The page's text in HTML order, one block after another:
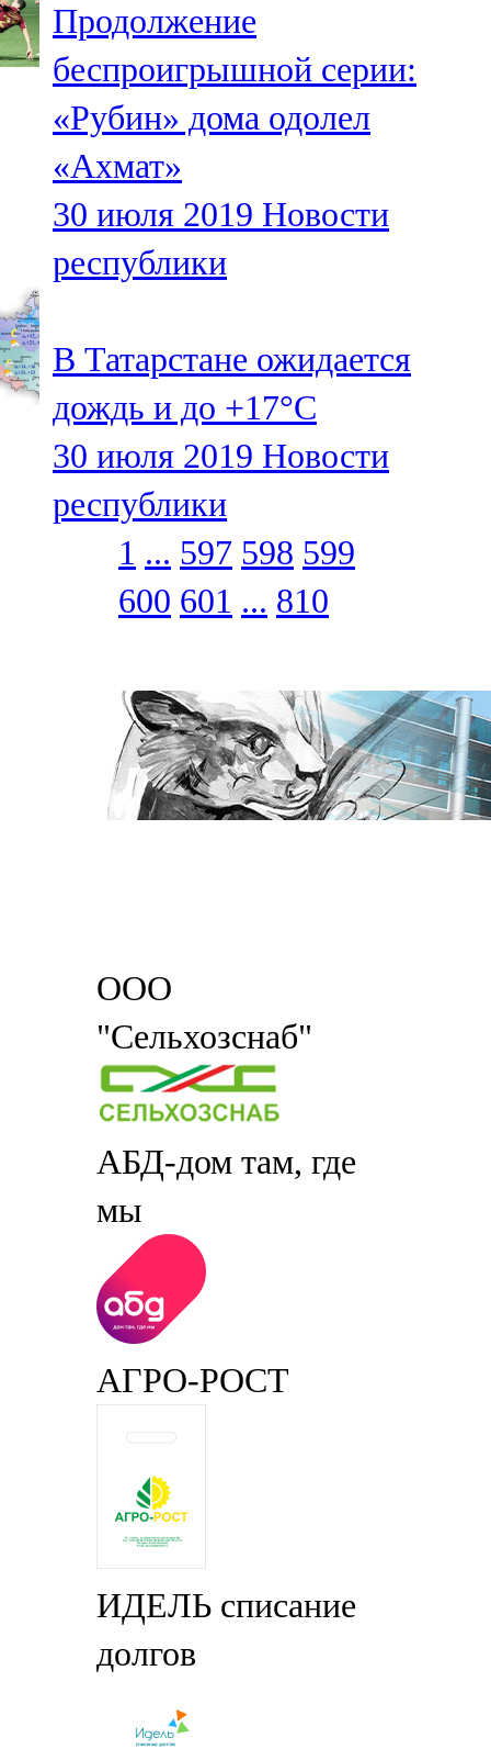
Продолжение
беспроигрышной серии:
«Рубин» дома одолел
«Ахмат»
30 июля 2019 Новости
республики
В Татарстане ожидается
дождь и до +17°С
30 июля 2019 Новости
республики
1 ... 597 598 599
600 601 ... 810
ООО
"Сельхозснаб"
АБД-дом там, где
мы
АГРО-РОСТ
ИДЕЛЬ списание
долгов